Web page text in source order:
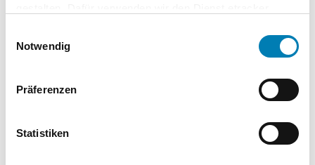
Adresse und Ihr Surfverhalten verarbeitet. Mit einem
Klick auf „Cookies zulassen“ stimmen Sie der
erforderlichen Cookies zu. Über die Schaltfläche „Nur
notwendige Cookies verwenden“ können Sie die nicht
unteren Regler Ihre persönlichen Bedürfnisse individuell
einstellen. Sie können Ihre Einwilligung jederzeit mit
Notwendig
Präferenzen
Statistiken
Ansprechpartner
Name
089 9262-62